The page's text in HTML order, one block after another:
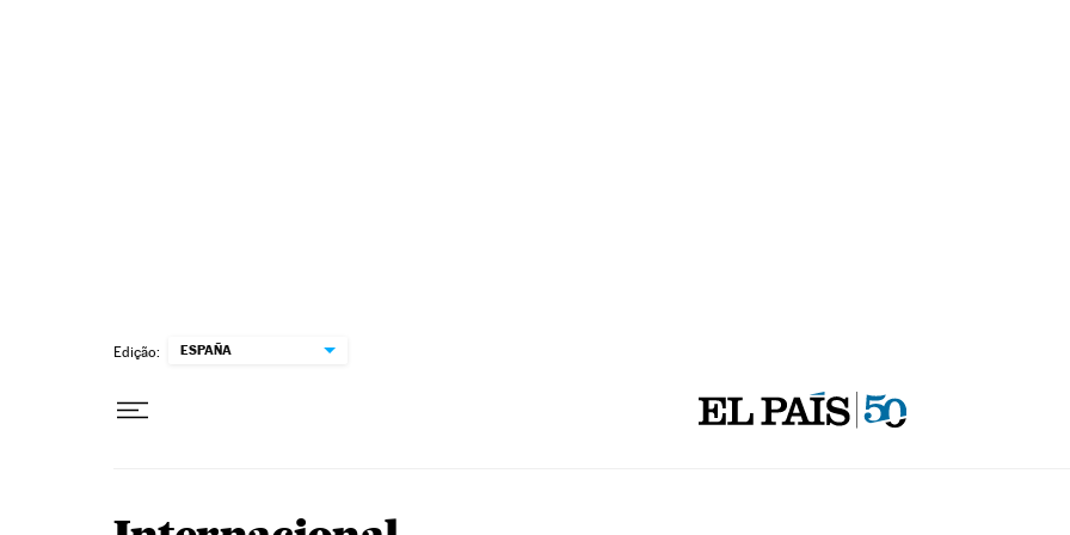
Edição: ESPAÑA